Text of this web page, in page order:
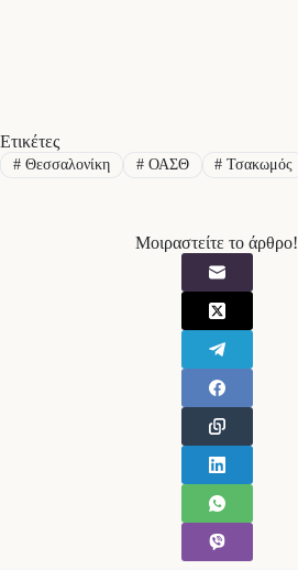
Ετικέτες
#Θεσσαλονίκη #ΟΑΣΘ # Τσακωμός
Μοιραστείτε το άρθρο!